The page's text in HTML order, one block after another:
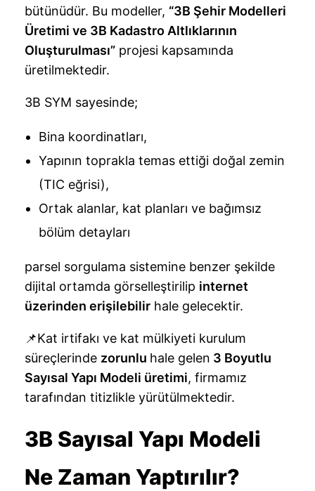
bütünüdür. Bu modeller, “3B Şehir Modelleri
Üretimi ve 3B Kadastro Altlıklarının
Oluşturulması” projesi kapsamında
üretilmektedir.
3B SYM sayesinde;
Bina koordinatları,
Yapının toprakla temas ettiği doğal zemin
(TIC eğrisi),
Ortak alanlar, kat planları ve bağımsız
bölüm detayları
parsel sorgulama sistemine benzer şekilde
dijital ortamda görselleştirilip internet
üzerinden erişilebilir hale gelecektir.
📌Kat irtifakı ve kat mülkiyeti kurulum
süreçlerinde zorunlu hale gelen 3 Boyutlu
Sayısal Yapı Modeli üretimi, firmamız
tarafından titizlikle yürütülmektedir.
3B Sayısal Yapı Modeli
Ne Zaman Yaptırılır?